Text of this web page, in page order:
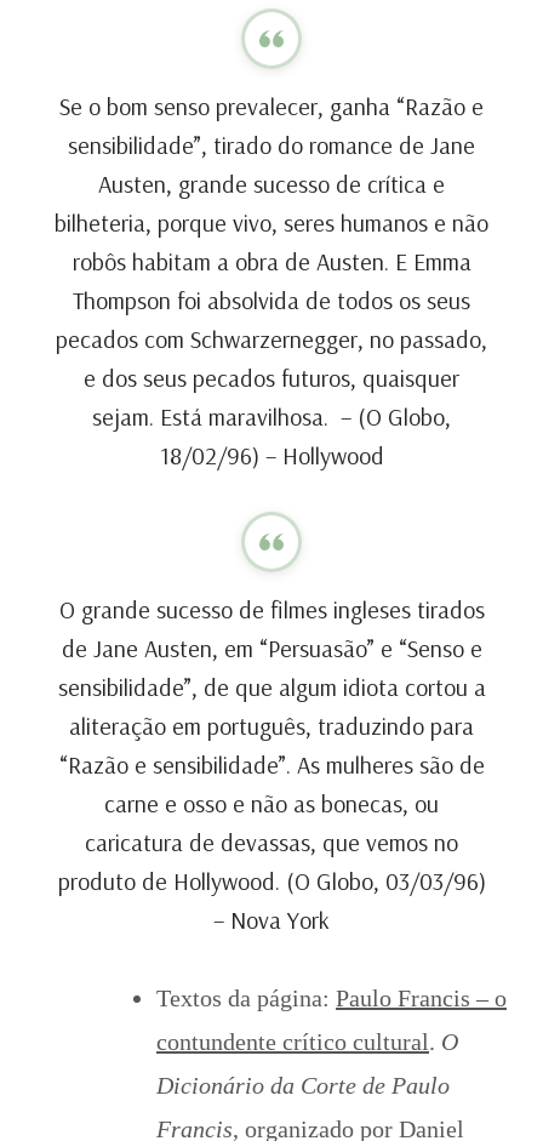
Se o bom senso prevalecer, ganha “Razão e
sensibilidade”, tirado do romance de Jane
Austen, grande sucesso de crítica e
bilheteria, porque vivo, seres humanos e não
robôs habitam a obra de Austen. E Emma
Thompson foi absolvida de todos os seus
pecados com Schwarzernegger, no passado,
e dos seus pecados futuros, quaisquer
sejam. Está maravilhosa. – (O Globo,
18/02/96) – Hollywood
O grande sucesso de filmes ingleses tirados
de Jane Austen, em “Persuasão” e “Senso e
sensibilidade”, de que algum idiota cortou a
aliteração em português, traduzindo para
“Razão e sensibilidade”. As mulheres são de
carne e osso e não as bonecas, ou
caricatura de devassas, que vemos no
produto de Hollywood. (O Globo, 03/03/96)
– Nova York
Textos da página: Paulo Francis – o
contundente crítico cultural. O
Dicionário da Corte de Paulo
Francis, organizado por Daniel